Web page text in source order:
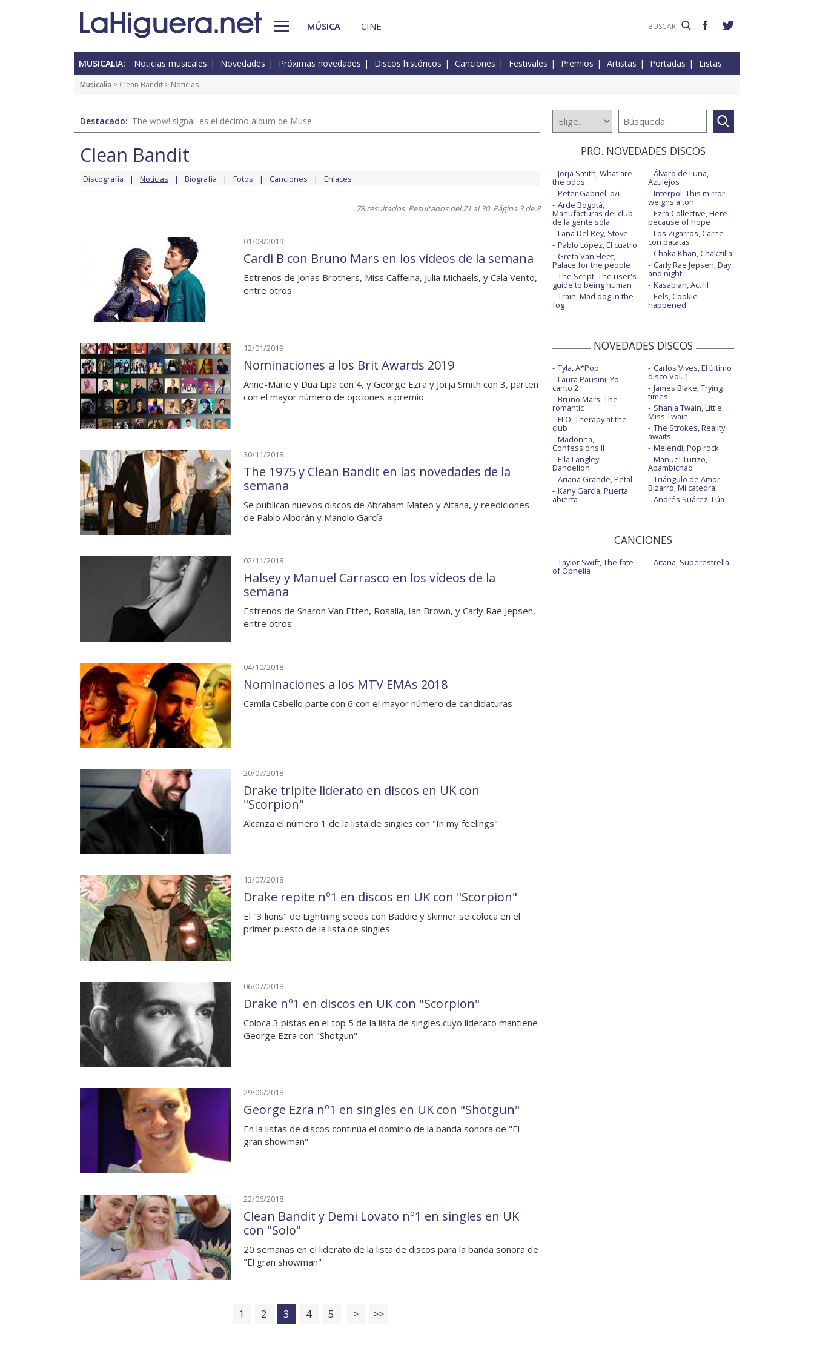
MÚSICA CINE
MUSICALIA: Noticias musicales Novedades Próximas novedades Discos históricos Canciones Festivales Premios Artistas Portadas Listas
Musicalia > Clean Bandit > Noticias
Destacado: 'The wow! signal' es el décimo álbum de Muse
Clean Bandit
Discografía Noticias Biografía Fotos Canciones Enlaces
78 resultados. Resultados del 21 al 30. Página 3 de 8
01/03/2019
Cardi B con Bruno Mars en los vídeos de la semana
Estrenos de Jonas Brothers, Miss Caffeina, Julia Michaels, y Cala Vento,
entre otros
12/01/2019
Nominaciones a los Brit Awards 2019
Anne-Marie y Dua Lipa con 4, y George Ezra y Jorja Smith con 3, parten
con el mayor número de opciones a premio
30/11/2018
The 1975 y Clean Bandit en las novedades de la
semana
Se publican nuevos discos de Abraham Mateo y Aitana, y reediciones
de Pablo Alborán y Manolo García
02/11/2018
Halsey y Manuel Carrasco en los vídeos de la
semana
Estrenos de Sharon Van Etten, Rosalía, Ian Brown, y Carly Rae Jepsen,
entre otros
04/10/2018
Nominaciones a los MTV EMAs 2018
Camila Cabello parte con 6 con el mayor número de candidaturas
20/07/2018
Drake tripite liderato en discos en UK con
"Scorpion"
Alcanza el número 1 de la lista de singles con "In my feelings"
13/07/2018
Drake repite nº1 en discos en UK con "Scorpion"
El "3 lions" de Lightning seeds con Baddie y Skinner se coloca en el
primer puesto de la lista de singles
06/07/2018
Drake nº1 en discos en UK con "Scorpion"
Coloca 3 pistas en el top 5 de la lista de singles cuyo liderato mantiene
George Ezra con "Shotgun"
29/06/2018
George Ezra nº1 en singles en UK con "Shotgun"
En la listas de discos continúa el dominio de la banda sonora de "El
gran showman"
22/06/2018
Clean Bandit y Demi Lovato nº1 en singles en UK
con "Solo"
20 semanas en el liderato de la lista de discos para la banda sonora de
"El gran showman"
1 2 3 4 5 > >>
PRO. NOVEDADES DISCOS
Jorja Smith, What are
the odds
Peter Gabriel, o/i
Arde Bogotá,
Manufacturas del club
de la gente sola
Lana Del Rey, Stove
Pablo López, El cuatro
Greta Van Fleet,
Palace for the people
The Script, The user's
guide to being human
Train, Mad dog in the
fog
Álvaro de Luna,
Azulejos
Interpol, This mirror
weighs a ton
Ezra Collective, Here
because of hope
Los Zigarros, Carne
con patatas
Chaka Khan, Chakzilla
Carly Rae Jepsen, Day
and night
Kasabian, Act III
Eels, Cookie
happened
NOVEDADES DISCOS
Tyla, A*Pop
Laura Pausini, Yo
canto 2
Bruno Mars, The
romantic
FLO, Therapy at the
club
Madonna,
Confessions II
Ella Langley,
Dandelion
Ariana Grande, Petal
Kany García, Puerta
abierta
Carlos Vives, El último
disco Vol. 1
James Blake, Trying
times
Shania Twain, Little
Miss Twain
The Strokes, Reality
awaits
Melendi, Pop rock
Manuel Turizo,
Apambichao
Triángulo de Amor
Bizarro, Mi catedral
Andrés Suárez, Lúa
CANCIONES
Taylor Swift, The fate
of Ophelia
Aitana, Superestrella